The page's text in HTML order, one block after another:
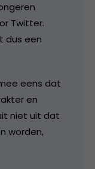
Twitter.
dus een
eens dat
en
niet uit dat
worden,